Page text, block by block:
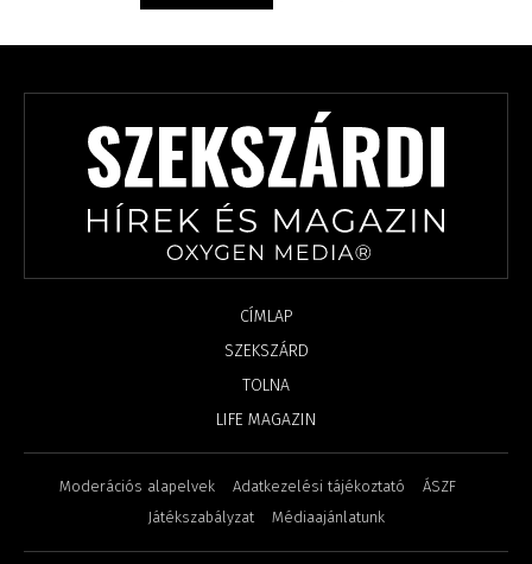
CÍMLAP
SZEKSZÁRD
TOLNA
LIFE MAGAZIN
Moderációs alapelvek Adatkezelési tájékoztató
ÁSZF
Játékszabályzat
Médiaajánlatunk